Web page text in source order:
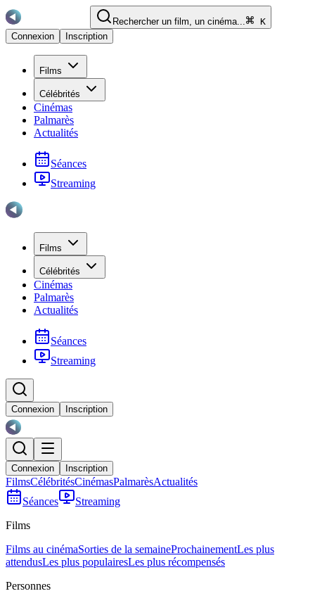
Rechercher un film, un cinéma...
K
Connexion
Inscription
Films
Célébrités
Cinémas
Palmarès
Actualités
Séances
Streaming
Films
Célébrités
Cinémas
Palmarès
Actualités
Séances
Streaming
Connexion Inscription
Connexion Inscription
FilmsCélébritésCinémasPalmarèsActualités
Séances
Streaming
Films
Films au cinémaSorties de la semaineProchainementLes plus
attendusLes plus populairesLes plus récompensés
Personnes